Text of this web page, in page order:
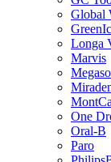
Global
Longa
Marvis
One
Oral-B
Paro